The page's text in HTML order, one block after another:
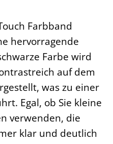
Farbband
hervorragende
Farbe wird
auf dem
was zu einer
Egal, ob Sie kleine
verwenden, die
klar und deutlich